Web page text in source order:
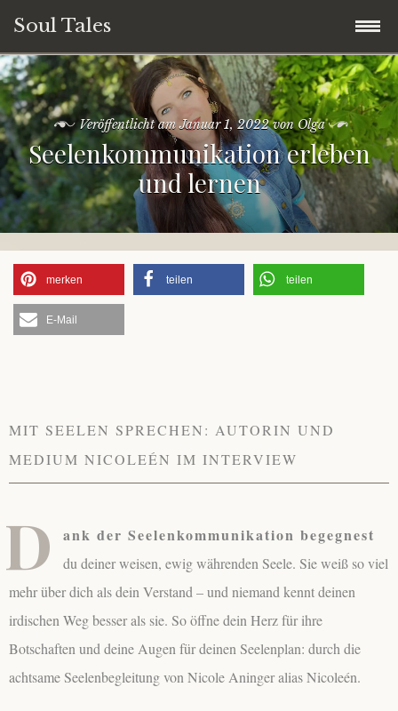
Soul Tales
Zum
Inhalt
springen
Home
Soul Storys
Soul Quotes
Soul Life
Soul People
Soul Travel
About
Veröffentlicht amJanuar 1, 2022von Olga
Seelenkommunikation erleben
und lernen
merken teilen teilen
E-Mail
MIT SEELEN SPRECHEN: AUTORIN UND
MEDIUM NICOLEÉN IM INTERVIEW
D ank der Seelenkommunikation begegnest
du deiner weisen, ewig währenden Seele. Sie weiß so viel
mehr über dich als dein Verstand – und niemand kennt deinen
irdischen Weg besser als sie. So öffne dein Herz für ihre
Botschaften und deine Augen für deinen Seelenplan: durch die
achtsame Seelenbegleitung von Nicole Aninger alias Nicoleén.